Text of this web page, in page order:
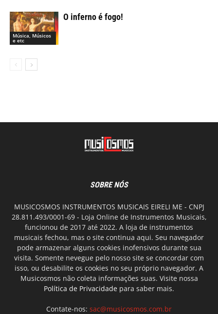
Música, Músicos
e etc
O inferno é fogo!
SOBRE NÓS
MUSICOSMOS INSTRUMENTOS MUSICAIS EIRELI ME - CNPJ
28.811.493/0001-69 - Loja Online de Instrumentos Musicais,
funcionou de 2017 até 2022. A loja de instrumentos
musicais fechou, mas o site continua aqui. Seu navegador
pode armazenar alguns cookies inofensivos durante sua
visita. Somente nevegue pelo nosso site se concordar com
isso, ou desabilite os cookies no seu próprio navegador. A
Musicosmos não coleta informações suas. Visite nossa
Política de Privacidade para saber mais.
Contate-nos: sac@musicosmos.com.br